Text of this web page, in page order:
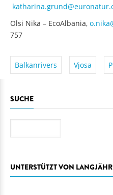
Olsi Nika – EcoAlbania,
757
Balkanrivers Vjosa
SUCHE
UNTERSTÜTZT VON